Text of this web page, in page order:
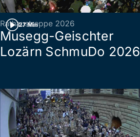
27 Min
Rathaustreppe 2026
Musegg-Geischter
Lozärn SchmuDo 2026